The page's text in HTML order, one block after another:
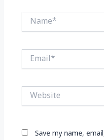
Name*
Email*
Website
Save my name,